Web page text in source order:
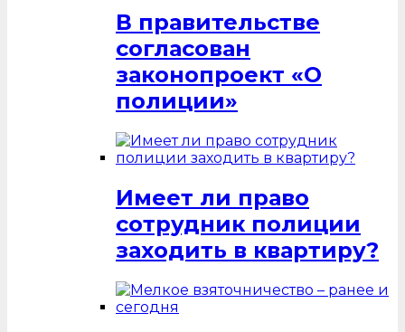
В правительстве
согласован
законопроект «О
полиции»
Имеет ли право
сотрудник полиции
заходить в квартиру?